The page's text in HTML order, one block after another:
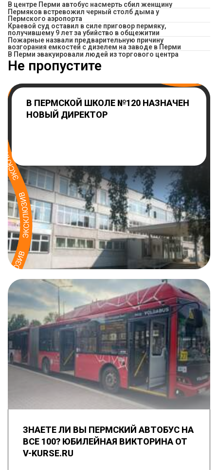
В центре Перми автобус насмерть сбил женщину
Пермяков встревожил черный столб дыма у
Пермского аэропорта
Краевой суд оставил в силе приговор пермяку,
получившему 9 лет за убийство в общежитии
Пожарные назвали предварительную причину
возгорания емкостей с дизелем на заводе в Перми
В Перми эвакуировали людей из торгового центра
Не пропустите
В ПЕРМСКОЙ ШКОЛЕ №120 НАЗНАЧЕН
НОВЫЙ ДИРЕКТОР
ЗНАЕТЕ ЛИ ВЫ ПЕРМСКИЙ АВТОБУС НА
ВСЕ 100? ЮБИЛЕЙНАЯ ВИКТОРИНА ОТ
V-KURSE.RU